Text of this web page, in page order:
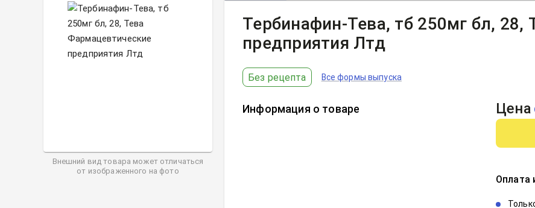
Внешний вид товара может отличаться
от изображенного на фото
Тербинафин-Тева, тб 250мг бл, 28,
предприятия Лтд
Без рецепта Все формы выпуска
Информация о товаре Цена
Оплата